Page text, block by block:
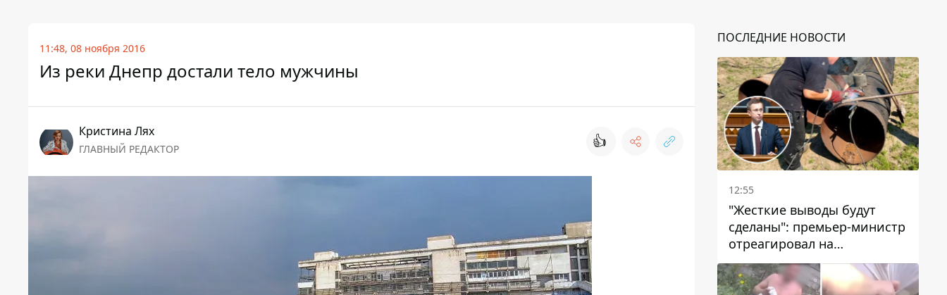
11:48, 08 ноября 2016
Из реки Днепр достали тело мужчины
Кристина Лях
ГЛАВНЫЙ РЕДАКТОР 👍
ПОСЛЕДНИЕ НОВОСТИ
12:55
"Жесткие выводы будут
сделаны": премьер-министр
отреагировал на
несколькодневное
отсутствие воды в Марганце